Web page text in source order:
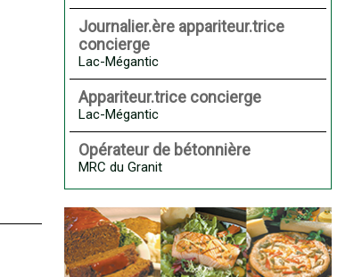
Journalier.ère appariteur.trice
concierge
Lac-Mégantic
Appariteur.trice concierge
Lac-Mégantic
Opérateur de bétonnière
MRC du Granit